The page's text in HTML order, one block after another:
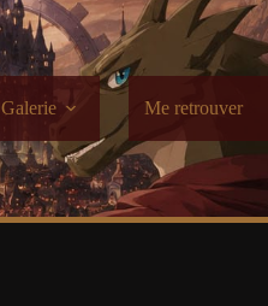
Galerie Me retrouver